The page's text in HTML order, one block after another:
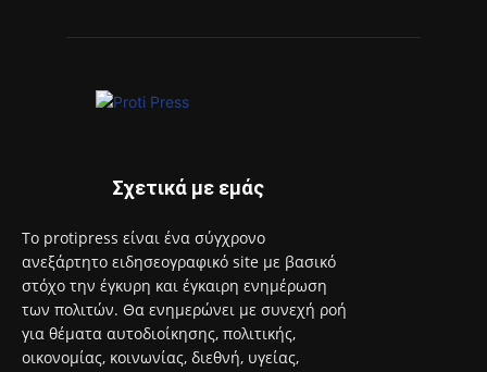
Σχετικά με εμάς
Το protipress είναι ένα σύγχρονο
ανεξάρτητο ειδησεογραφικό site με βασικό
στόχο την έγκυρη και έγκαιρη ενημέρωση
των πολιτών. Θα ενημερώνει με συνεχή ροή
για θέματα αυτοδιοίκησης, πολιτικής,
οικονομίας, κοινωνίας, διεθνή, υγείας,